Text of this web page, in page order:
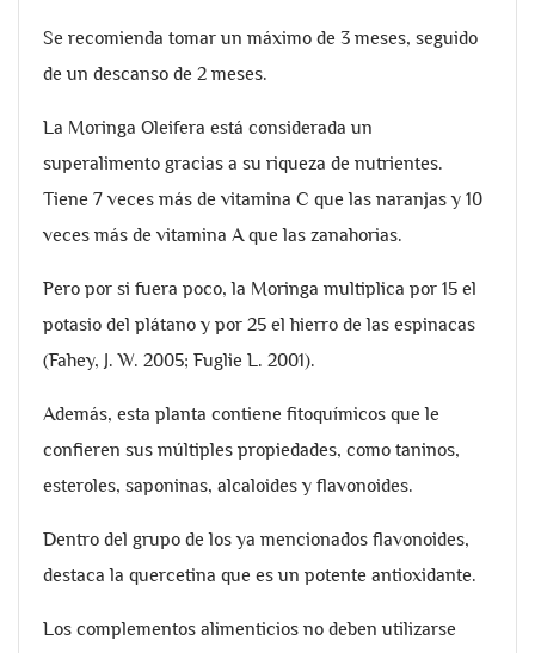
Se recomienda tomar un máximo de 3 meses, seguido
de un descanso de 2 meses.
La Moringa Oleifera está considerada un
superalimento gracias a su riqueza de nutrientes.
Tiene 7 veces más de vitamina C que las naranjas y 10
veces más de vitamina A que las zanahorias.
Pero por si fuera poco, la Moringa multiplica por 15 el
potasio del plátano y por 25 el hierro de las espinacas
(Fahey, J. W. 2005; Fuglie L. 2001).
Además, esta planta contiene fitoquímicos que le
confieren sus múltiples propiedades, como taninos,
esteroles, saponinas, alcaloides y flavonoides.
Dentro del grupo de los ya mencionados flavonoides,
destaca la quercetina que es un potente antioxidante.
Los complementos alimenticios no deben utilizarse